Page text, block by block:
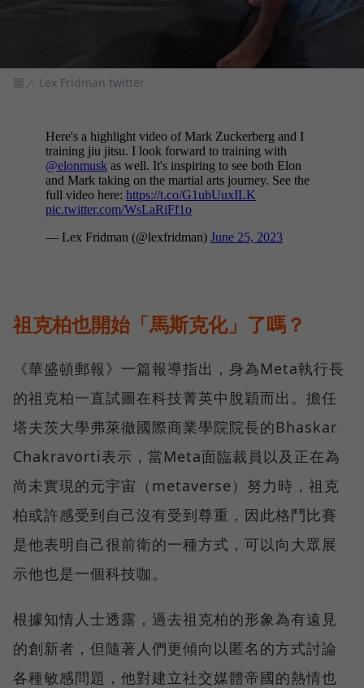
圖／ Lex Fridman twitter
祖克柏也開始「馬斯克化」了嗎？
《華盛頓郵報》一篇報導指出，身為Meta執行長
的祖克柏一直試圖在科技菁英中脫穎而出。擔任
塔夫茨大學弗萊徹國際商業學院院長的Bhaskar
Chakravorti表示，當Meta面臨裁員以及正在為
尚未實現的元宇宙（metaverse）努力時，祖克
柏或許感受到自己沒有受到尊重，因此格鬥比賽
是他表明自己很前衛的一種方式，可以向大眾展
示他也是一個科技咖。
根據知情人士透露，過去祖克柏的形象為有遠見
的創新者，但隨著人們更傾向以匿名的方式討論
各種敏感問題，他對建立社交媒體帝國的熱情也